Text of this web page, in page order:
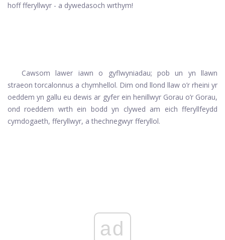
hoff fferyllwyr - a dywedasoch wrthym!
Cawsom lawer iawn o gyflwyniadau; pob un yn llawn
straeon torcalonnus a chymhellol. Dim ond llond llaw o’r rheini yr
oeddem yn gallu eu dewis ar gyfer ein henillwyr Gorau o’r Gorau,
ond roeddem wrth ein bodd yn clywed am eich fferyllfeydd
cymdogaeth, fferyllwyr, a thechnegwyr fferyllol.
ad